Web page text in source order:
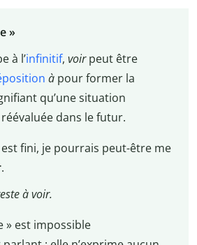
»
à l’infinitif, voirpeut être
àpour former la
qu’une situation
dans le futur.
fini, je pourrais peut-être me
.
à voir.
» est impossible